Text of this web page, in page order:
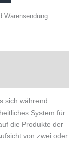
Warensendung
sich während
System für
die Produkte der
von zwei oder